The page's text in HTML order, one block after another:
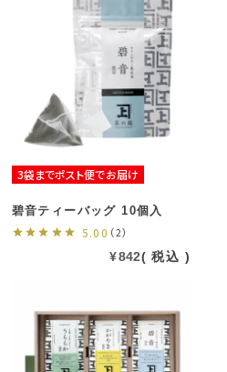
3袋までポスト便でお届け
碧音ティーバッグ 10個入
5.00 （2）
¥842 税込